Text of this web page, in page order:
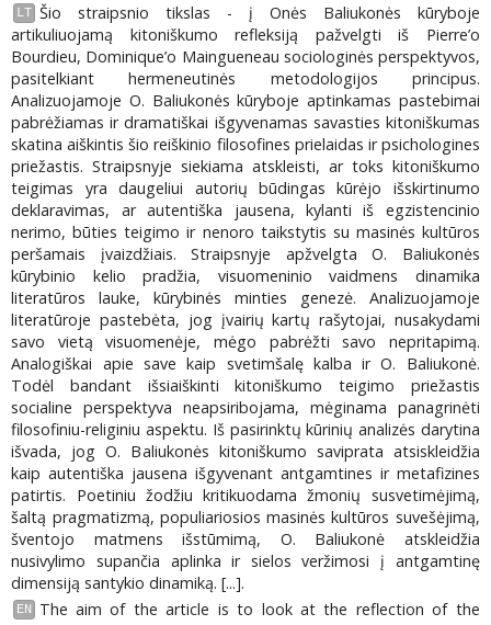
LT Šio straipsnio tikslas - į Onės Baliukonės kūryboje
artikuliuojamą kitoniškumo refleksiją pažvelgti iš Pierre’o
Bourdieu, Dominique’o Maingueneau sociologinės perspektyvos,
pasitelkiant hermeneutinės metodologijos principus.
Analizuojamoje O. Baliukonės kūryboje aptinkamas pastebimai
pabrėžiamas ir dramatiškai išgyvenamas savasties kitoniškumas
skatina aiškintis šio reiškinio filosofines prielaidas ir psichologines
priežastis. Straipsnyje siekiama atskleisti, ar toks kitoniškumo
teigimas yra daugeliui autorių būdingas kūrėjo išskirtinumo
deklaravimas, ar autentiška jausena, kylanti iš egzistencinio
nerimo, būties teigimo ir nenoro taikstytis su masinės kultūros
peršamais įvaizdžiais. Straipsnyje apžvelgta O. Baliukonės
kūrybinio kelio pradžia, visuomeninio vaidmens dinamika
literatūros lauke, kūrybinės minties genezė. Analizuojamoje
literatūroje pastebėta, jog įvairių kartų rašytojai, nusakydami
savo vietą visuomenėje, mėgo pabrėžti savo nepritapimą.
Analogiškai apie save kaip svetimšalę kalba ir O. Baliukonė.
Todėl bandant išsiaiškinti kitoniškumo teigimo priežastis
socialine perspektyva neapsiribojama, mėginama panagrinėti
filosofiniu-religiniu aspektu. Iš pasirinktų kūrinių analizės darytina
išvada, jog O. Baliukonės kitoniškumo saviprata atsiskleidžia
kaip autentiška jausena išgyvenant antgamtines ir metafizines
patirtis. Poetiniu žodžiu kritikuodama žmonių susvetimėjimą,
šaltą pragmatizmą, populiariosios masinės kultūros suvešėjimą,
šventojo matmens išstūmimą, O. Baliukonė atskleidžia
nusivylimo supančia aplinka ir sielos veržimosi į antgamtinę
dimensiją santykio dinamiką. [...].
EN
The aim of the article is to look at the reflection of the